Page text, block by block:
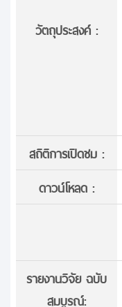
วัตถุประสงค์ :
สถิติการเปิดชม :
ดาวน์โหลด :
รายงานวิจัย ฉบับ
สมบูรณ์: